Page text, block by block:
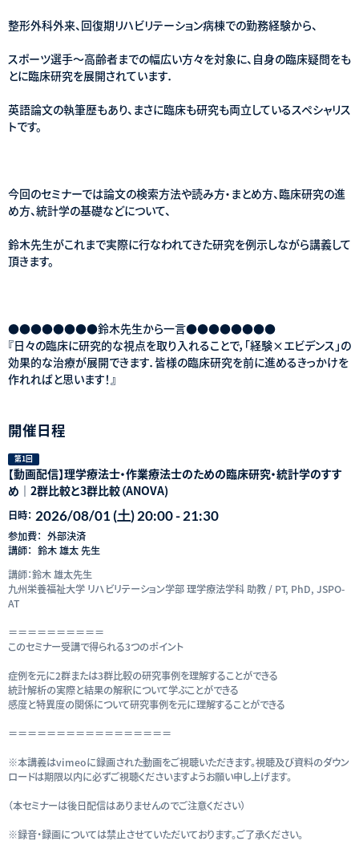
整形外科外来、回復期リハビリテーション病棟での勤務経験から、
スポーツ選手～高齢者までの幅広い方々を対象に、自身の臨床疑問をも
とに臨床研究を展開されています．
英語論文の執筆歴もあり、まさに臨床も研究も両立しているスペシャリス
トです。
今回のセミナーでは論文の検索方法や読み方・まとめ方、臨床研究の進
め方、統計学の基礎などについて、
鈴木先生がこれまで実際に行なわれてきた研究を例示しながら講義して
頂きます。
●●●●●●●●鈴木先生から一言●●●●●●●●
『日々の臨床に研究的な視点を取り入れることで，「経験×エビデンス」の
効果的な治療が展開できます．皆様の臨床研究を前に進めるきっかけを
作れればと思います！』
開催日程
第1回
【動画配信】理学療法士・作業療法士のための臨床研究・統計学のすす
め｜2群比較と3群比較（ANOVA)
日時： 2026/08/01 (土) 20:00 - 21:30
参加費： 外部決済
講師： 鈴木 雄太 先生
講師：鈴木 雄太先生
九州栄養福祉大学 リハビリテーション学部 理学療法学科 助教 / PT, PhD, JSPO-
AT
＝＝＝＝＝＝＝＝＝＝
このセミナー受講で得られる3つのポイント
症例を元に2群または3群比較の研究事例を理解することができる
統計解析の実際と結果の解釈について学ぶことができる
感度と特異度の関係について研究事例を元に理解することができる
＝＝＝＝＝＝＝＝＝＝＝＝＝＝＝＝＝
※本講義はvimeoに録画された動画をご視聴いただきます。視聴及び資料のダウン
ロードは期限以内に必ずご視聴くださいますようお願い申し上げます。
（本セミナーは後日配信はありませんのでご注意ください）
※録音・録画については禁止させていただいております。ご了承ください。